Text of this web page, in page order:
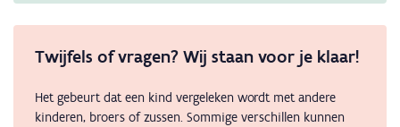
Twijfels of vragen? Wij staan voor je klaar!
Het gebeurt dat een kind vergeleken wordt met andere
kinderen, broers of zussen. Sommige verschillen kunnen